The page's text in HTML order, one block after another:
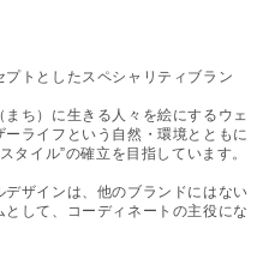
プトとしたスペシャリティブラン
ち）に生きる人々を絵にするウェ
ライフという自然・環境とともに
タイル”の確立を目指しています。
ザインは、他のブランドにはない
して、コーディネートの主役にな